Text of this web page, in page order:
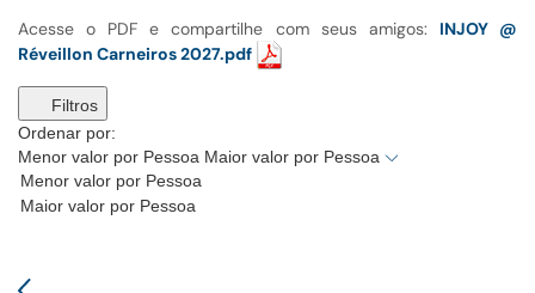
Acesse o PDF e compartilhe com seus amigos: INJOY @
Réveillon Carneiros 2027.pdf
Filtros
Ordenar por:
Menor valor por Pessoa Maior valor por Pessoa